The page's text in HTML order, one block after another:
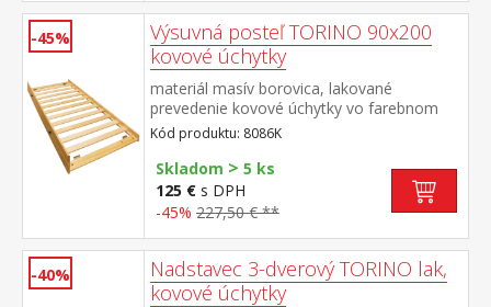
-45%
Výsuvná posteľ TORINO 90x200
kovové úchytky
materiál masív borovica, lakované
prevedenie kovové úchytky vo farebnom
prevedení černená mosadz výsuvná na
kolieskach, cena bez matraca maximálna
odporúčaná výška matraca 14
cm odporúčaný rozmer matraca 90 × 200
cm vhodná ako výsuvná prístelka k pohovke
TORINO 8085 alebo k jednolôžku JANA
ID30400225
Kód produktu: 8086K
Skladom > 5 ks
125 € s DPH
-45% 227,50 € **
-40%
Nadstavec 3-dverový TORINO lak,
kovové úchytky